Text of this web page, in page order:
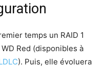
temps un RAID 1
Red (disponibles à
). Puis, elle évoluera